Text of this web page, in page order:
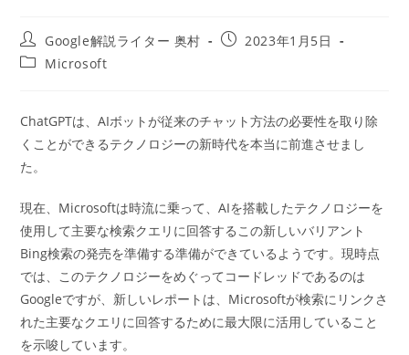
投
稿
者:
Google解説ライター 奥村
投
2023年1月5日
投
テ
ゴ
リ
ー:
Microsoft
ChatGPTは、AIボットが従来のチャット方法の必要性を取り除
くことができるテクノロジーの新時代を本当に前進させまし
た。
現在、Microsoftは時流に乗って、AIを搭載したテクノロジーを
使用して主要な検索クエリに回答するこの新しいバリアント
Bing検索の発売を準備する準備ができているようです。現時点
では、このテクノロジーをめぐってコードレッドであるのは
Googleですが、新しいレポートは、Microsoftが検索にリンクさ
れた主要なクエリに回答するために最大限に活用していること
を示唆しています。